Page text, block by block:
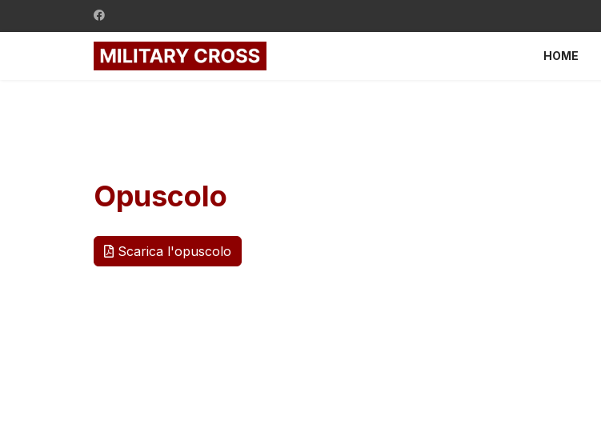
HOME
Opuscolo
Scarica l'opuscolo